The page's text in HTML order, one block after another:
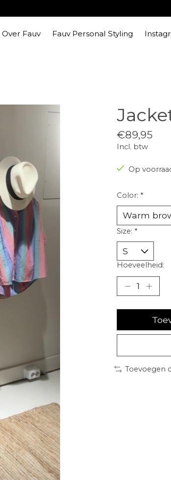
Over Fauv Fauv Personal Styling
€89,95
Incl. btw
Op
Color: *
Size: *
Hoeveelheid:
Toevoegen